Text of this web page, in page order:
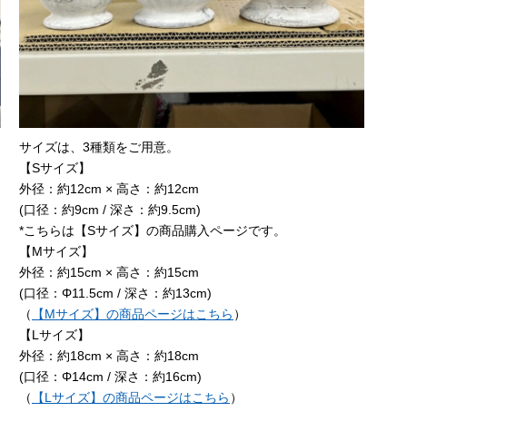
サイズは、3種類をご用意。
【Sサイズ】
外径：約12cm × 高さ：約12cm
(口径：約9cm / 深さ：約9.5cm)
*こちらは【Sサイズ】の商品購入ページです。
【Mサイズ】
外径：約15cm × 高さ：約15cm
(口径：Φ11.5cm / 深さ：約13cm)
（
【Mサイズ】の商品ページはこちら ）
【Lサイズ】
外径：約18cm × 高さ：約18cm
(口径：Φ14cm / 深さ：約16cm)
（
【Lサイズ】の商品ページはこちら ）